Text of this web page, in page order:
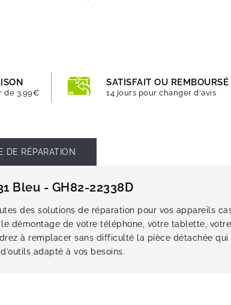
de 3.99€
SATISFAIT OU REMBOURSÉ
14 jours pour changer d'avis
DE RÉPARATION
Bleu - GH82-22338D
des solutions de réparation pour vos appareils
démontage de votre téléphone, votre tablette,
à remplacer sans difficulté la pièce détachée
adapté à vos besoins.